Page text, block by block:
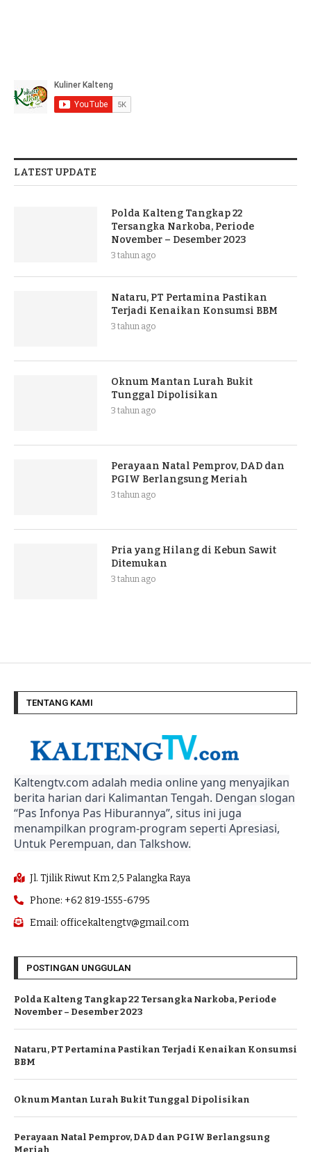
LATEST UPDATE
Polda Kalteng Tangkap 22
Tersangka Narkoba, Periode
November – Desember 2023
3 tahun ago
Nataru, PT Pertamina Pastikan
Terjadi Kenaikan Konsumsi BBM
3 tahun ago
Oknum Mantan Lurah Bukit
Tunggal Dipolisikan
3 tahun ago
Perayaan Natal Pemprov, DAD dan
PGIW Berlangsung Meriah
3 tahun ago
Pria yang Hilang di Kebun Sawit
Ditemukan
3 tahun ago
TENTANG KAMI
Kaltengtv.com adalah media online yang menyajikan
berita harian dari Kalimantan Tengah. Dengan slogan
“Pas Infonya Pas Hiburannya”, situs ini juga
menampilkan program-program seperti Apresiasi,
Untuk Perempuan, dan Talkshow.
Jl. Tjilik Riwut Km 2,5 Palangka Raya
Phone: +62 819-1555-6795
Email: officekaltengtv@gmail.com
POSTINGAN UNGGULAN
Polda Kalteng Tangkap 22 Tersangka Narkoba, Periode
November – Desember 2023
Nataru, PT Pertamina Pastikan Terjadi Kenaikan Konsumsi
BBM
Oknum Mantan Lurah Bukit Tunggal Dipolisikan
Perayaan Natal Pemprov, DAD dan PGIW Berlangsung
Meriah